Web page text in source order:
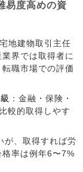
易度高めの資
地建物取引主任
界では取得者に
職市場での評価
：金融・保険・
較的取得しやす
が、取得すれば労
率は例年6〜7%